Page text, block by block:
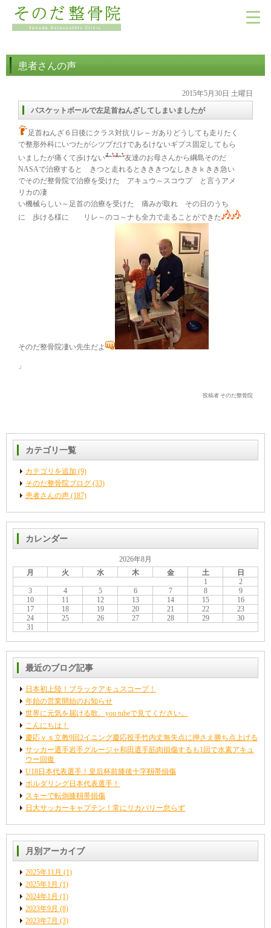
患者さんの声
2015年5月30日 土曜日
バスケットボールで左足首ねんざしてしまいましたが
足首ねんざ６日後にクラス対抗リレ～ガありどうしても走りたく
で整形外科にいつたがシツプだけであるけないギプス固定してもら
いましたが痛くて歩けない
友達のお母さんから綱島そのだ
NASAで治療すると きつと走れるときききつなしききｋきき急い
でそのだ整骨院で治療を受けた アキュウ～スコウプ と言うアメ
リカの凄
い機械らしい～足首の治療を受けた 痛みが取れ その日のうち
に 歩ける様に リレ～のコ～ナも全力で走ることができた
そのだ整骨院凄い先生だよ
」
投稿者 そのだ整骨院
カテゴリ一覧
カテゴリを追加 (9)
そのだ整骨院ブログ (33)
患者さんの声 (187)
カレンダー
2026年8月
月
火 水 木 金 土
日
1
2
3
4 5 6 7 8
9
10
11 12 13 14 15
16
17
18 19 20 21 22
23
24
25 26 27 28 29
30
31
最近のブログ記事
日本初上陸！ブラックアキュスコープ！
年始の営業開始のお知らせ
世界に元気を届ける歌。you tubeで見てください。
こんにちは！
慶応ｖｓ立教9回2イニング慶応投手竹内丈無失点に押さえ勝ち点上げる
サッカー選手岩手グルージャ和田選手筋肉損傷するも1回で水素アキュ
ウー回復
U18日本代表選手！皇后杯前膝後十字靱帯損傷
ボルダリング日本代表選手！
スキーで転倒膝靱帯損傷
日大サッカーキャプテン！常にリカバリー怠らず
月別アーカイブ
2025年11月 (1)
2025年1月 (1)
2024年1月 (1)
2023年9月 (8)
2023年7月 (3)